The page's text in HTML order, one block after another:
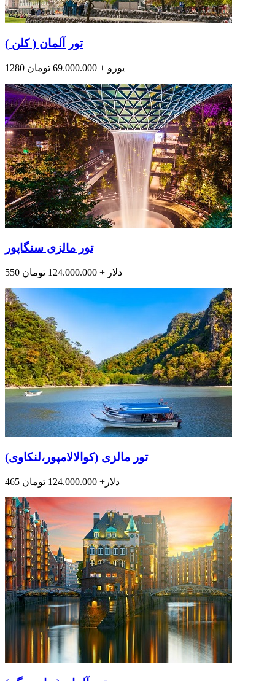
تور آلمان ( کلن )
1280 یورو + 69.000.000 تومان
تور مالزی سنگاپور
550 دلار + 124.000.000 تومان
تور مالزی (کوالالامپور،لنکاوی)
465 دلار+ 124.000.000 تومان